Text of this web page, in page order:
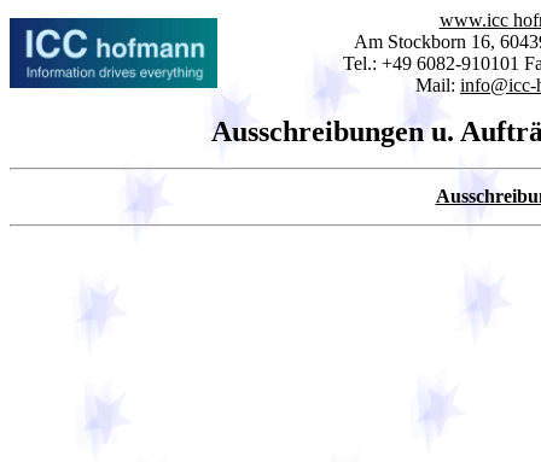
www.icc
Am Stockborn 16,
Tel.: +49 6082-910101
Mail: info@icc-
Ausschreibungen u.